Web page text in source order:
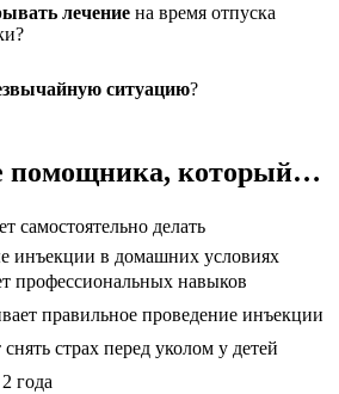
лечение на время отпуска
ситуацию?
помощника, который…
самостоятельно делать
инъекции в домашних условиях
профессиональных навыков
правильное проведение инъекции
страх перед уколом у детей
года